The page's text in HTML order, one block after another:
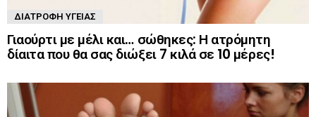
ΔΙΑΤΡΟΦΉ ΥΓΕΊΑΣ
Γιαούρτι με μέλι και… σώθηκες: Η ατρόμητη
δίαιτα που θα σας διώξει 7 κιλά σε 10 μέρες!